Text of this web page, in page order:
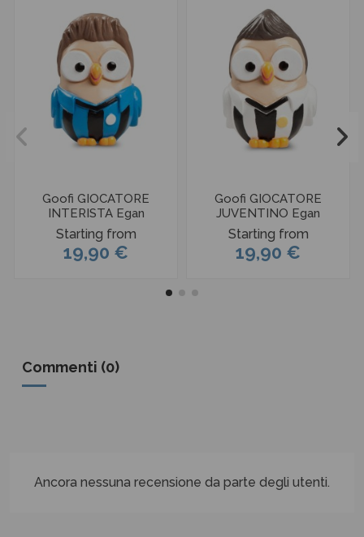
Goofi GIOCATORE
INTERISTA Egan
Starting from
19,90 €
Goofi GIOCATORE
JUVENTINO Egan
Starting from
19,90 €
Commenti (0)
Ancora nessuna recensione da parte degli utenti.